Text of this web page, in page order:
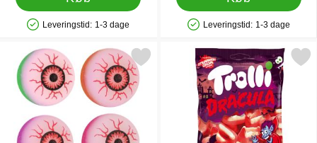
Produkttilgængelighed: På lager
Leveringstid: 1-3 dage
Produkttilgængelighed: På lager
Leveringstid: 1-3 dage
Markér gummibold Evil Eye som favorit
Markér trolli Dracula Tænder